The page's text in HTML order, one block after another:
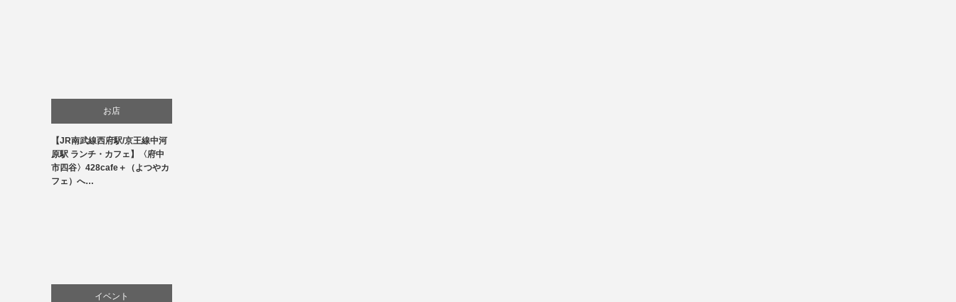
お店
商品紹介
【JR南武線西府駅/京王線中河
原駅 ランチ・カフェ】〈府中
市四谷〉428cafe＋（よつやカ
フェ）へ…
イベント